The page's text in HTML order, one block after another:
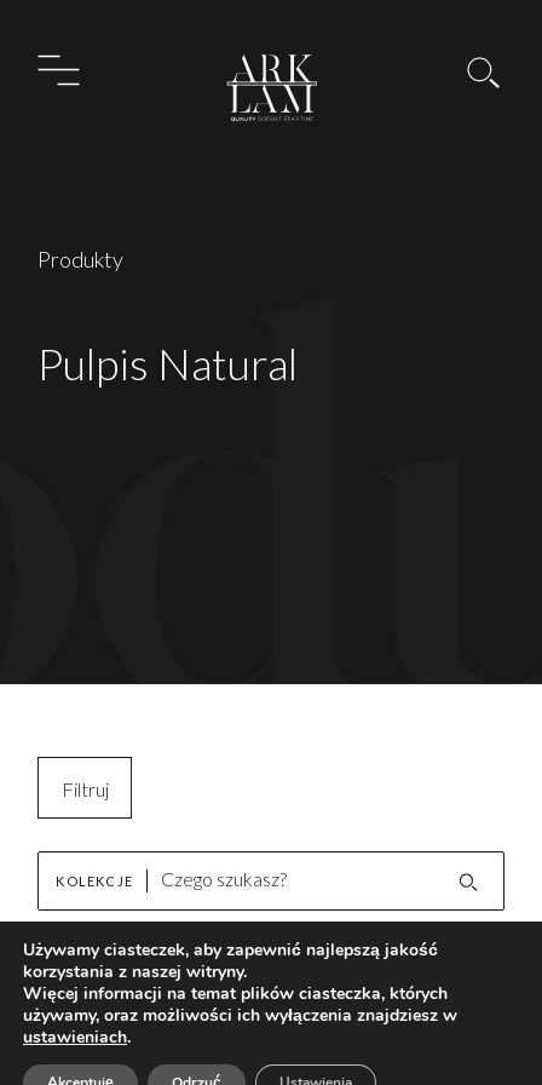
Produkty
Pulpis Natural
Filtruj
Kopiuj filtry
Wyczyść filtr
Pulpis Natural
AKTUALNOŚCI
KOLEKCJE
Brak wyników
Używamy ciasteczek, aby zapewnić najlepszą jakość
korzystania z naszej witryny.
Więcej informacji na temat plików ciasteczka, których
używamy, oraz możliwości ich wyłączenia znajdziesz w
ustawieniach.